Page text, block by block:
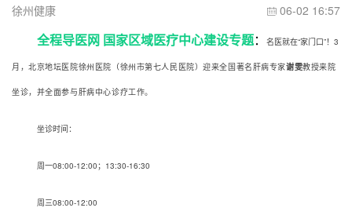
徐州健康  06-02 16:57
全程导医网 国家区域医疗中心建设专题： 名医就在“家门口”！ 3
月，北京地坛医院徐州医院（徐州市第七人民医院）迎来全国著名肝病专家谢雯教授来院
坐诊，并全面参与肝病中心诊疗工作。
坐诊时间：
周一08:00-12:00；13:30-16:30
周三08:00-12:00